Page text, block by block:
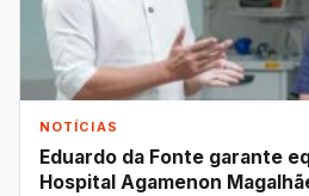
NOTÍCIAS
Eduardo da Fonte garante
Hospital Agamenon